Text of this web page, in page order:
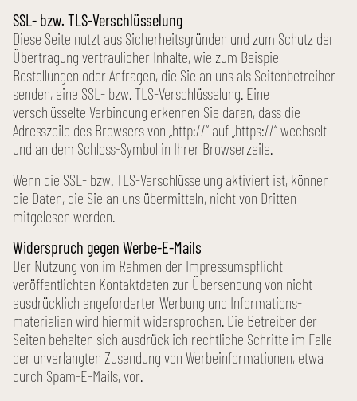
SSL- bzw. TLS-Verschlüsselung
Diese Seite nutzt aus Sicher­heits­gründen und zum Schutz der
Übertragung vertraulicher Inhalte, wie zum Beispiel
Bestellungen oder Anfragen, die Sie an uns als Seiten­betreiber
senden, eine SSL- bzw. TLS-Verschlüsselung. Eine
verschlüsselte Verbindung erkennen Sie daran, dass die
Adresszeile des Browsers von „http://“ auf „https://“ wechselt
und an dem Schloss-Symbol in Ihrer Browser­zeile.
Wenn die SSL- bzw. TLS-Verschlüsselung aktiviert ist, können
die Daten, die Sie an uns übermitteln, nicht von Dritten
mitgelesen werden.
Wider­spruch gegen Werbe-E-Mails
Der Nutzung von im Rahmen der Impressums­pflicht
veröffentlichten Kontakt­daten zur Übersendung von nicht
ausdrücklich angeforderter Werbung und Informations­
materialien wird hiermit wider­sprochen. Die Betreiber der
Seiten behalten sich ausdrücklich rechtliche Schritte im Falle
der unverlangten Zusendung von Werbe­informationen, etwa
durch Spam-E-Mails, vor.